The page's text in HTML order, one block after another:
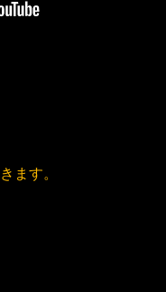
ます。